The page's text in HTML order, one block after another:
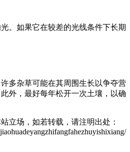
。如果它在较差的光线条件下长期
多杂草可能在其周围生长以争夺营
外，最好每年松开一次土壤，以确
立场，如若转载，请注明出处：